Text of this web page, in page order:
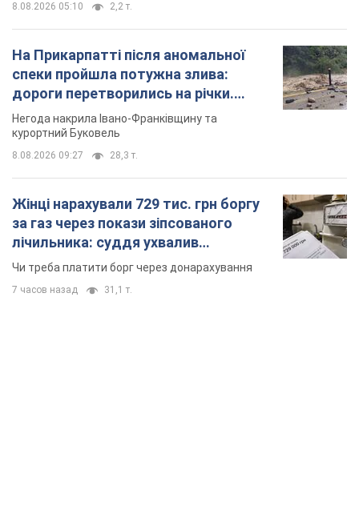
8.08.2026 05:10 2,2 т.
На Прикарпатті після аномальної
спеки пройшла потужна злива:
дороги перетворились на річки.
Відео
Негода накрила Івано-Франківщину та
курортний Буковель
8.08.2026 09:27 28,3 т.
Жінці нарахували 729 тис. грн боргу
за газ через покази зіпсованого
лічильника: суддя ухвалив
неочікуване рішення
Чи треба платити борг через донарахування
7 часов назад 31,1 т.